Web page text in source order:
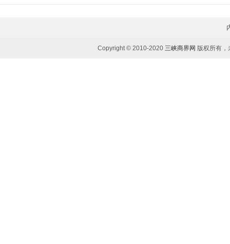
Copyright © 2010-2020 三峡商界网 版权所有